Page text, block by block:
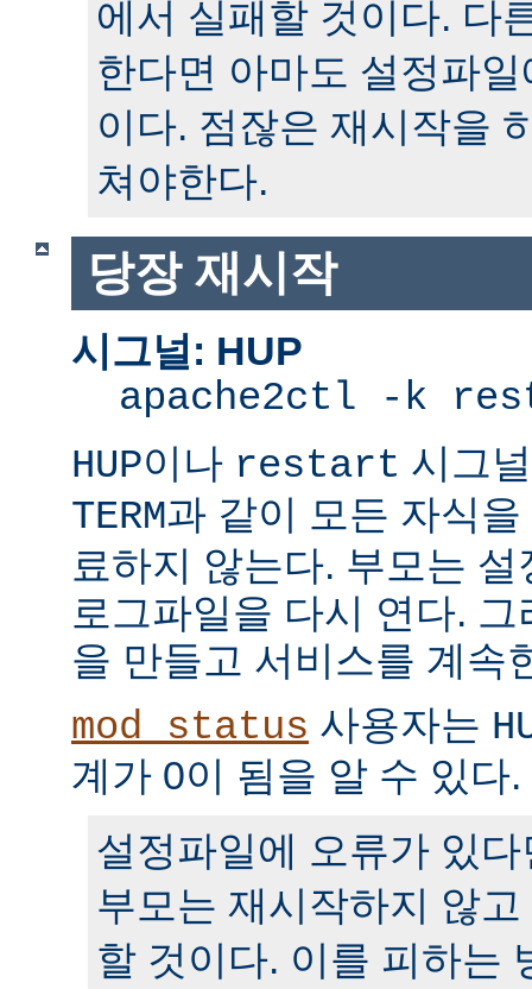
에서 실패할 것이다. 다
한다면 아마도 설정파
이다. 점잖은 재시작을
쳐야한다.
당장 재시작
시그널: HUP
apache2ctl -k
HUP이나 restart 시그
TERM과 같이 모든 자식
료하지 않는다. 부모는
로그파일을 다시 연다.
을 만들고 서비스를 계속
mod_status 사용자는
계가 0이 됨을 알 수 있다.
설정파일에 오류가 있
부모는 재시작하지 않
할 것이다. 이를 피하는